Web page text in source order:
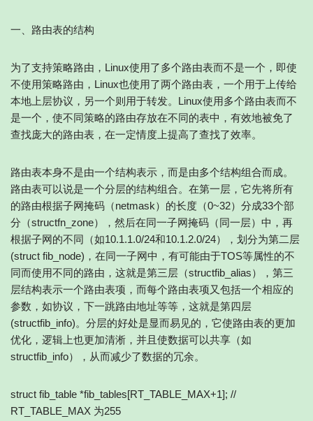
一、路由表的结构
为了支持策略路由，Linux使用了多个路由表而不是一个，即使
不使用策略路由，Linux也使用了两个路由表，一个用于上传给
本地上层协议，另一个则用于转发。Linux使用多个路由表而不
是一个，使不同策略的路由存放在不同的表中，有效地被免了
查找庞大的路由表，在一定情度上提高了查找了效率。
路由表本身不是由一个结构表示，而是由多个结构组合而成。
路由表可以说是一个分层的结构组合。在第一层，它先将所有
的路由根据子网掩码（netmask）的长度（0~32）分成33个部
分（structfn_zone），然后在同一子网掩码（同一层）中，再
根据子网的不同（如10.1.1.0/24和10.1.2.0/24），划分为第二层
(struct fib_node)，在同一子网中，有可能由于TOS等属性的不
同而使用不同的路由，这就是第三层（structfib_alias），第三
层结构表示一个路由表项，而每个路由表项又包括一个相应的
参数，如协议，下一跳路由地址等等，这就是第四层
(structfib_info)。分层的好处是显而易见的，它使路由表的更加
优化，逻辑上也更加清淅，并且使数据可以共享（如
structfib_info），从而减少了数据的冗余。
struct fib_table *fib_tables[RT_TABLE_MAX+1]; //
RT_TABLE_MAX 为255